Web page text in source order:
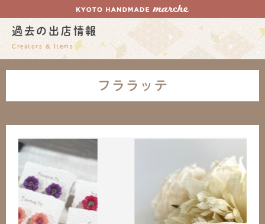
過去の出店情報
Creators & Items
フララッテ